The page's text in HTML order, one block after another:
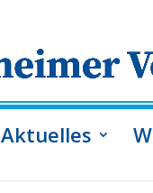
Aktuelles